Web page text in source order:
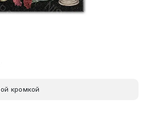
кромкой